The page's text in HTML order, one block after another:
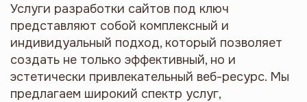
Услуги разработки сайтов под ключ
представляют собой комплексный и
индивидуальный подход, который позволяет
создать не только эффективный, но и
эстетически привлекательный веб-ресурс. Мы
предлагаем широкий спектр услуг,